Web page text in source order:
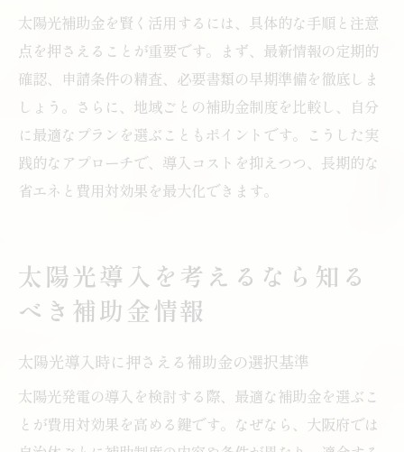
太陽光補助金を賢く活用するには、具体的な手順と注意
点を押さえることが重要です。まず、最新情報の定期的
確認、申請条件の精査、必要書類の早期準備を徹底しま
しょう。さらに、地域ごとの補助金制度を比較し、自分
に最適なプランを選ぶこともポイントです。こうした実
践的なアプローチで、導入コストを抑えつつ、長期的な
省エネと費用対効果を最大化できます。
太陽光導入を考えるなら知る
べき補助金情報
太陽光導入時に押さえる補助金の選択基準
太陽光発電の導入を検討する際、最適な補助金を選ぶこ
とが費用対効果を高める鍵です。なぜなら、大阪府では